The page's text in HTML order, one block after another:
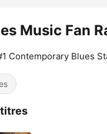
Music Fan
Contemporary Blues